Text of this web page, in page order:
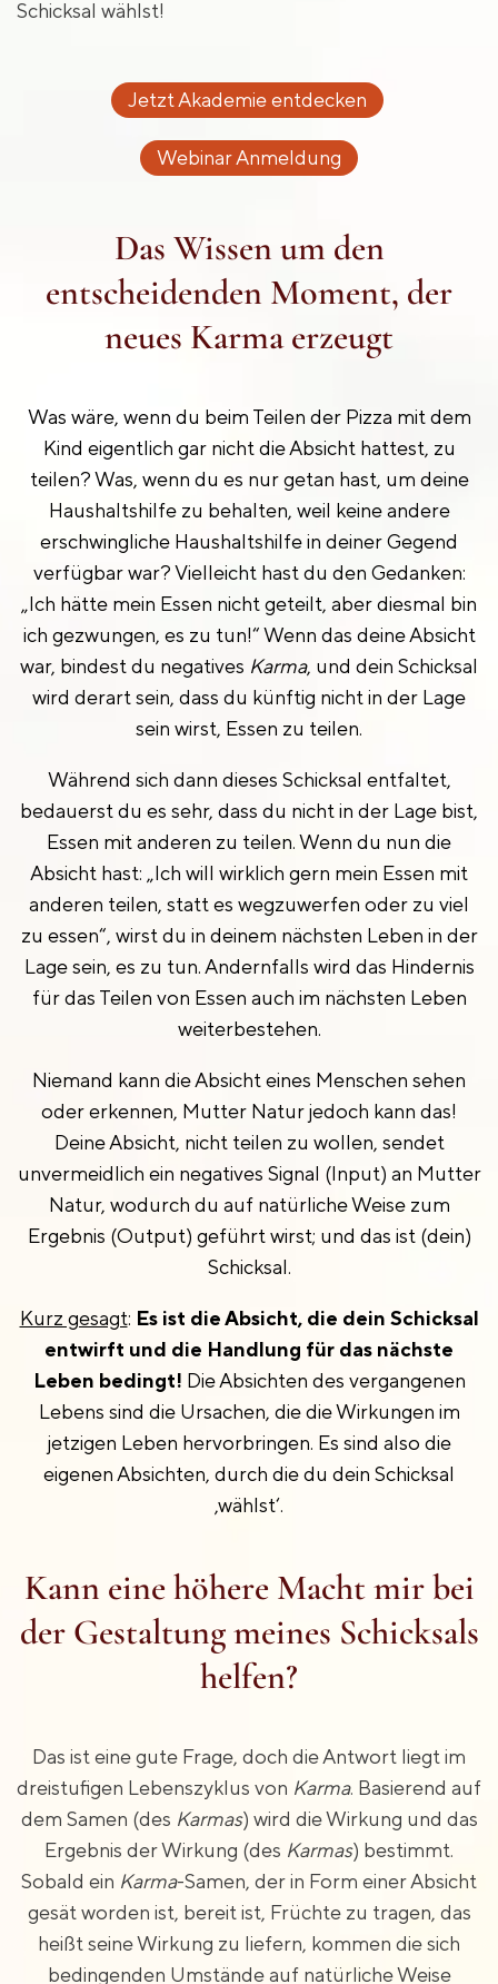
Schicksal wählst!
Jetzt Akademie entdecken
Webinar Anmeldung
Das Wissen um den
entscheidenden Moment, der
neues Karma erzeugt
Was wäre, wenn du beim Teilen der Pizza mit dem
Kind eigentlich gar nicht die Absicht hattest, zu
teilen? Was, wenn du es nur getan hast, um deine
Haushaltshilfe zu behalten, weil keine andere
erschwingliche Haushaltshilfe in deiner Gegend
verfügbar war? Vielleicht hast du den Gedanken:
„Ich hätte mein Essen nicht geteilt, aber diesmal bin
ich gezwungen, es zu tun!“ Wenn das deine Absicht
war, bindest du negatives Karma, und dein Schicksal
wird derart sein, dass du künftig nicht in der Lage
sein wirst, Essen zu teilen.
Während sich dann dieses Schicksal entfaltet,
bedauerst du es sehr, dass du nicht in der Lage bist,
Essen mit anderen zu teilen. Wenn du nun die
Absicht hast: „Ich will wirklich gern mein Essen mit
anderen teilen, statt es wegzuwerfen oder zu viel
zu essen“, wirst du in deinem nächsten Leben in der
Lage sein, es zu tun. Andernfalls wird das Hindernis
für das Teilen von Essen auch im nächsten Leben
weiterbestehen.
Niemand kann die Absicht eines Menschen sehen
oder erkennen, Mutter Natur jedoch kann das!
Deine Absicht, nicht teilen zu wollen, sendet
unvermeidlich ein negatives Signal (Input) an Mutter
Natur, wodurch du auf natürliche Weise zum
Ergebnis (Output) geführt wirst; und das ist (dein)
Schicksal.
Kurz gesagt: Es ist die Absicht, die dein Schicksal
entwirft und die Handlung für das nächste
Leben bedingt! Die Absichten des vergangenen
Lebens sind die Ursachen, die die Wirkungen im
jetzigen Leben hervorbringen. Es sind also die
eigenen Absichten, durch die du dein Schicksal
‚wählst‘.
Kann eine höhere Macht mir bei
der Gestaltung meines Schicksals
helfen?
Das ist eine gute Frage, doch die Antwort liegt im
dreistufigen Lebenszyklus von Karma. Basierend auf
dem Samen (des Karmas) wird die Wirkung und das
Ergebnis der Wirkung (des Karmas) bestimmt.
Sobald ein Karma-Samen, der in Form einer Absicht
gesät worden ist, bereit ist, Früchte zu tragen, das
heißt seine Wirkung zu liefern, kommen die sich
bedingenden Umstände auf natürliche Weise